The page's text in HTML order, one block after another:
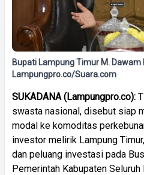
Bupati Lampung Timur M. Dawam
Lampungpro.co/Suara.com
SUKADANA (Lampungpro.co):
swasta nasional, disebut siap
modal ke komoditas
investor melirik Lampung
dan peluang investasi pada
Pemerintah Kabupaten